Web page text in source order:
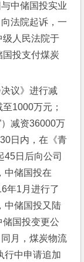
中储国投实业
法院起诉，一
级人民法院于
投支付煤炭
议》进行减
1000万元；
减资36000万
日内，在《青
45日后向公司
中储国投在
年1月进行了
中储国投又陆
国投变更公
月，煤炭物流
行中申请追加